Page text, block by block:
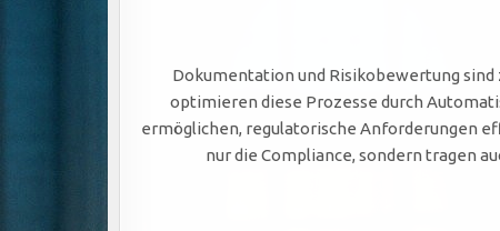
Dokumentation und Risikobewertung
optimieren diese Prozesse durch
ermöglichen, regulatorische Anforderungen
nur die Compliance, sondern tragen